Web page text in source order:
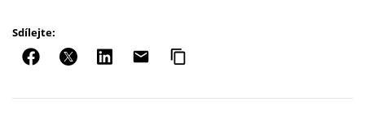
Sdílejte: